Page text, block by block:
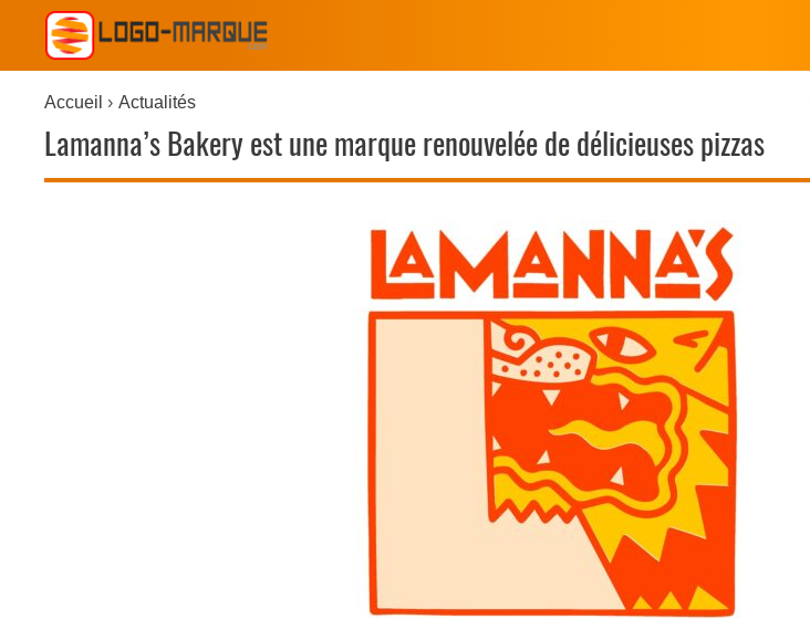
Accueil Actualités
Lamanna’s Bakery est une marque renouvelée de délicieuses pizzas